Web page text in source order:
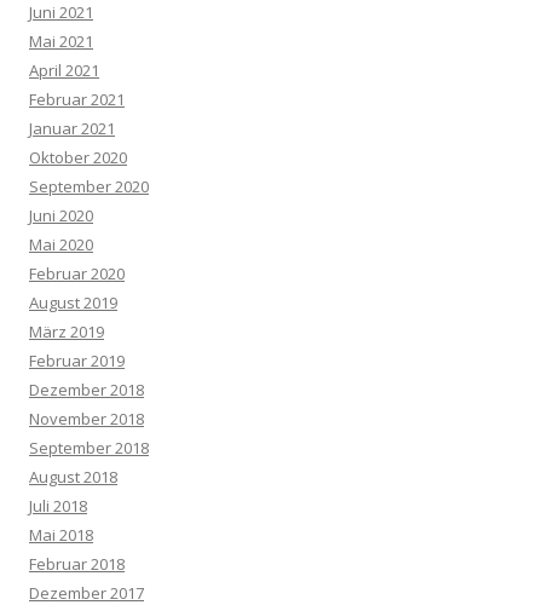
Juni 2021
Mai 2021
April 2021
Februar 2021
Januar 2021
Oktober 2020
September 2020
Juni 2020
Mai 2020
Februar 2020
August 2019
März 2019
Februar 2019
Dezember 2018
November 2018
September 2018
August 2018
Juli 2018
Mai 2018
Februar 2018
Dezember 2017